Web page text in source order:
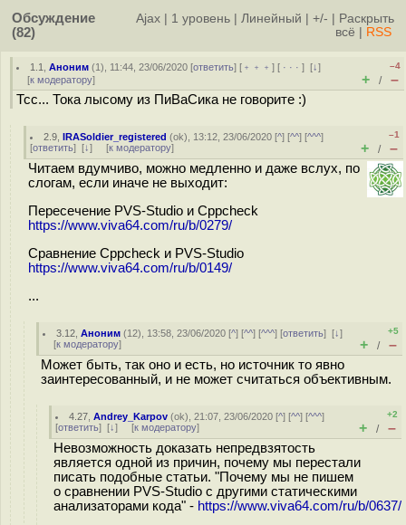
Обсуждение
(82)
Ajax 1 уровень Линейный +/-
Раскрыть
всё
RSS
1.1 ,Аноним (1), 11:44, 23/06/2020 [ответить] [ ﹢﹢﹢] [ · · ·][↓]
[к модератору]
–4
+ / –
Тсс... Тока лысому из ПиВаСика не говорите :)
2.9 ,IRASoldier_registered (ok), 13:12, 23/06/2020 [^] [^^] [^^^]
[ответить] [↓] [к модератору]
–1
+ / –
Читаем вдумчиво, можно медленно и даже вслух, по
слогам, если иначе не выходит:
Пересечение PVS-Studio и Cppcheck
https://www.viva64.com/ru/b/0279/
Сравнение Cppcheck и PVS-Studio
https://www.viva64.com/ru/b/0149/
...
3.12 ,Аноним (12), 13:58, 23/06/2020 [^] [^^] [^^^] [ответить][↓]
[к модератору]
+5
+ / –
Может быть, так оно и есть, но источник то явно
заинтересованный, и не может считаться объективным.
4.27 ,Andrey_Karpov (ok), 21:07, 23/06/2020 [^] [^^] [^^^]
[ответить] [↓] [к модератору]
+2
+ / –
Невозможность доказать непредвзятость
является одной из причин, почему мы перестали
писать подобные статьи. "Почему мы не пишем
о сравнении PVS-Studio с другими статическими
анализаторами кода" - https://www.viva64.com/ru/b/0637/